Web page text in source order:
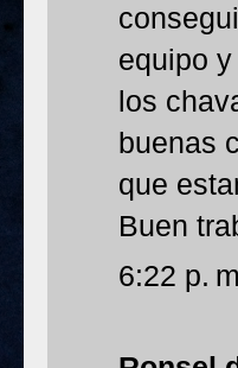
equipo
los
buenas
que
Buen
6:22 p.